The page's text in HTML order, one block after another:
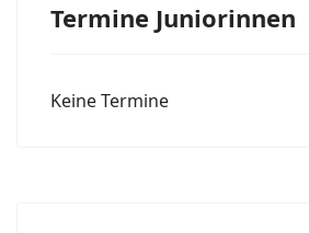
Termine Juniorinnen
Keine Termine